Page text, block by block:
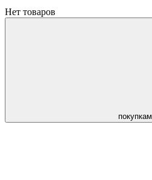
Нет товаров
покупкам